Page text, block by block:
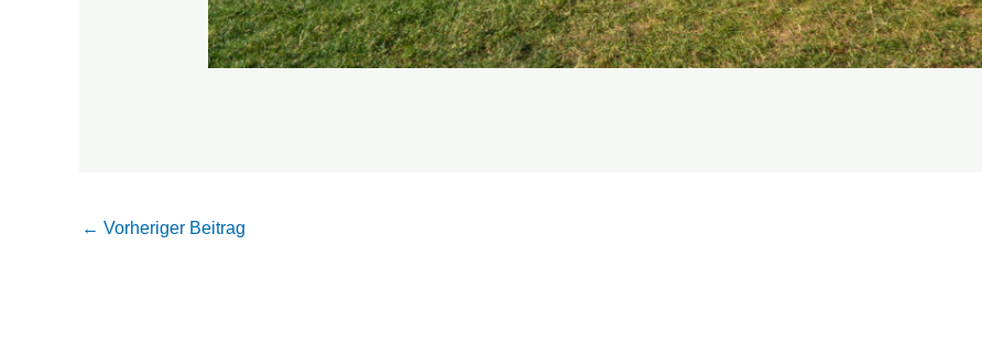
← Vorheriger Beitrag